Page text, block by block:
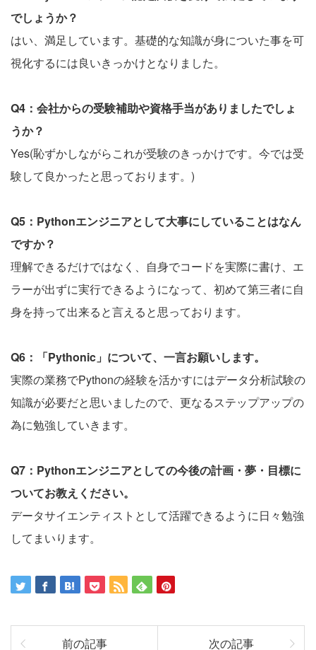
でしょうか？
はい、満足しています。基礎的な知識が身についた事を可
視化するには良いきっかけとなりました。
Q4：会社からの受験補助や資格手当がありましたでしょ
うか？
Yes(恥ずかしながらこれが受験のきっかけです。今では受
験して良かったと思っております。)
Q5：Pythonエンジニアとして大事にしていることはなん
ですか？
理解できるだけではなく、自身でコードを実際に書け、エ
ラーが出ずに実行できるようになって、初めて第三者に自
身を持って出来ると言えると思っております。
Q6：「Pythonic」について、一言お願いします。
実際の業務でPythonの経験を活かすにはデータ分析試験の
知識が必要だと思いましたので、更なるステップアップの
為に勉強していきます。
Q7：Pythonエンジニアとしての今後の計画・夢・目標に
ついてお教えください。
データサイエンティストとして活躍できるように日々勉強
してまいります。
前の記事 次の記事